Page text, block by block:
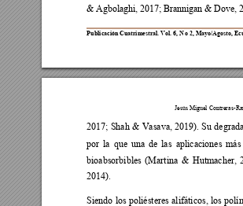
Publicación Cuatrimestral. Vol. 6, No 2, Mayo/Agosto,
& Agbolaghi, 2017; Brannigan & Dove, 2
Jesús Miguel Contreras-
2017; Shah & Vasava, 2019). Su de
por la que una de las aplicaciones más
bioabsorbibles (Martina & Hutmacher,
2014).
Siendo los poliésteres alifáticos, los po